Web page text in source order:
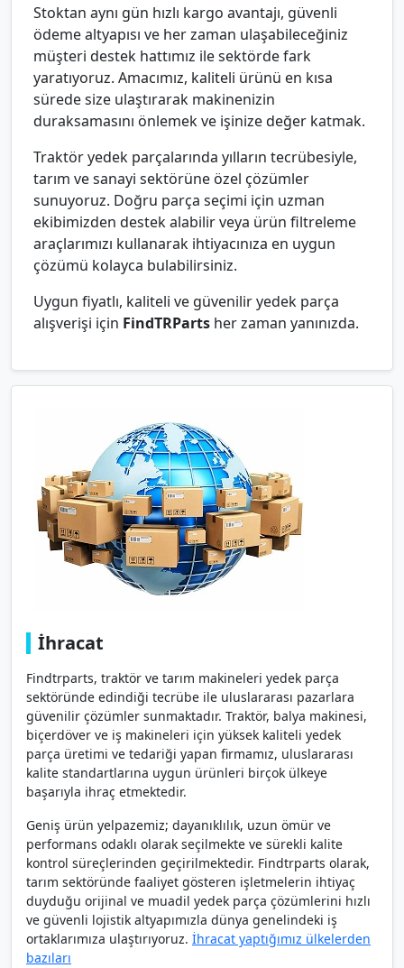
Stoktan aynı gün hızlı kargo avantajı, güvenli
ödeme altyapısı ve her zaman ulaşabileceğiniz
müşteri destek hattımız ile sektörde fark
yaratıyoruz. Amacımız, kaliteli ürünü en kısa
sürede size ulaştırarak makinenizin
duraksamasını önlemek ve işinize değer katmak.
Traktör yedek parçalarında yılların tecrübesiyle,
tarım ve sanayi sektörüne özel çözümler
sunuyoruz. Doğru parça seçimi için uzman
ekibimizden destek alabilir veya ürün filtreleme
araçlarımızı kullanarak ihtiyacınıza en uygun
çözümü kolayca bulabilirsiniz.
Uygun fiyatlı, kaliteli ve güvenilir yedek parça
alışverişi için FindTRParts her zaman yanınızda.
İhracat
Findtrparts, traktör ve tarım makineleri yedek parça
sektöründe edindiği tecrübe ile uluslararası pazarlara
güvenilir çözümler sunmaktadır. Traktör, balya makinesi,
biçerdöver ve iş makineleri için yüksek kaliteli yedek
parça üretimi ve tedariği yapan firmamız, uluslararası
kalite standartlarına uygun ürünleri birçok ülkeye
başarıyla ihraç etmektedir.
Geniş ürün yelpazemiz; dayanıklılık, uzun ömür ve
performans odaklı olarak seçilmekte ve sürekli kalite
kontrol süreçlerinden geçirilmektedir. Findtrparts olarak,
tarım sektöründe faaliyet gösteren işletmelerin ihtiyaç
duyduğu orijinal ve muadil yedek parça çözümlerini hızlı
ve güvenli lojistik altyapımızla dünya genelindeki iş
ortaklarımıza ulaştırıyoruz. İhracat yaptığımız ülkelerden
bazıları